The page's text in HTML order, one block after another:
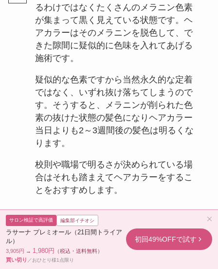
るわけではなくたくさんのメラニン色素
が集まって黒く見えている状態です。ヘ
アカラーはそのメラニンを脱色して、で
きた隙間に疑似的に色味を入れてあげる
施術です。
疑似的な色素ですから当然永久的な定着
ではなく、いずれ抜け落ちてしまうので
す。そうすると、メラニンが削られた色
素の抜けた状態の髪色になりヘアカラー
当日よりも2～3週間後の髪色は明るくな
ります。
校則や職場で明るさが決められている場
合はそれも踏まえてヘアカラーをするこ
とをおすすめします。
サロン検証で高評価 編集部イチオシ
ラサーナ プレミオール（21日間トライア
ル）
3,905円 → 1,980円
（税込・送料無料）
買い切り ／おひとり様1点限り
初回49%OFFで試す